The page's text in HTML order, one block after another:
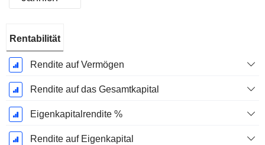
Geschäftsjahres:
Dezember
Rentabilität
Rendite auf Vermögen
Rendite auf das Gesamtkapital
Eigenkapitalrendite %
Rendite auf Eigenkapital